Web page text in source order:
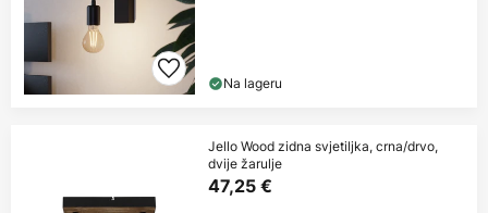
Na lageru
Jello Wood zidna svjetiljka, crna/drvo,
dvije žarulje
47,25 €